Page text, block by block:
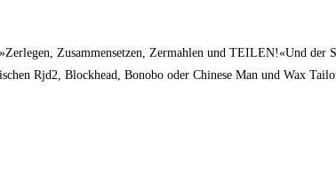
Zusam­men­set­zen, Zer­mah­len und TEILEN!«Und
Rjd2, Block­head, Bono­bo oder Chi­ne­se Man und Wax